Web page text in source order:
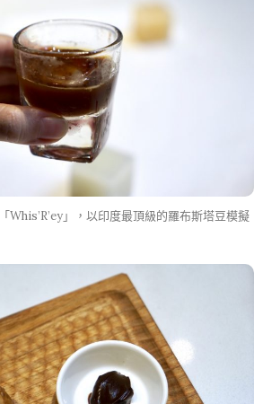
Whis’R’ey」，以印度最頂級的羅布斯塔豆模擬